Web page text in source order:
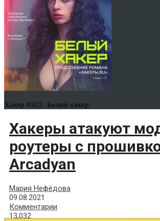
Хакер #322. Белый хакер
Хакеры атакуют
роутеры с
Arcadyan
Мария Нефёдова
09.08.2021
Комментарии
13,032